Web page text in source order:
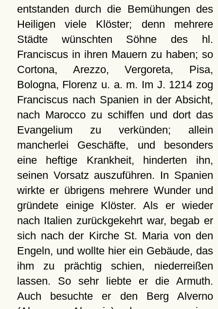
entstanden durch die Bemühungen des
Heiligen viele Klöster; denn mehrere
Städte wünschten Söhne des hl.
Franciscus in ihren Mauern zu haben; so
Cortona, Arezzo, Vergoreta, Pisa,
Bologna, Florenz u. a. m. Im J. 1214 zog
Franciscus nach Spanien in der Absicht,
nach Marocco zu schiffen und dort das
Evangelium zu verkünden; allein
mancherlei Geschäfte, und besonders
eine heftige Krankheit, hinderten ihn,
seinen Vorsatz auszuführen. In Spanien
wirkte er übrigens mehrere Wunder und
gründete einige Klöster. Als er wieder
nach Italien zurückgekehrt war, begab er
sich nach der Kirche St. Maria von den
Engeln, und wollte hier ein Gebäude, das
ihm zu prächtig schien, niederreißen
lassen. So sehr liebte er die Armuth.
Auch besuchte er den Berg Alverno